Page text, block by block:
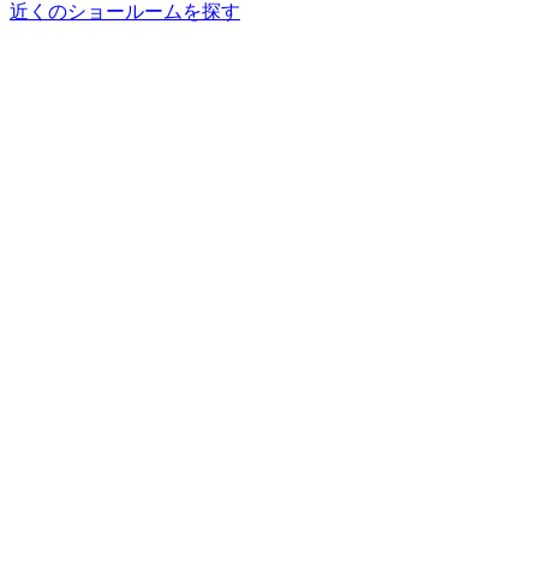
近くのショールームを探す